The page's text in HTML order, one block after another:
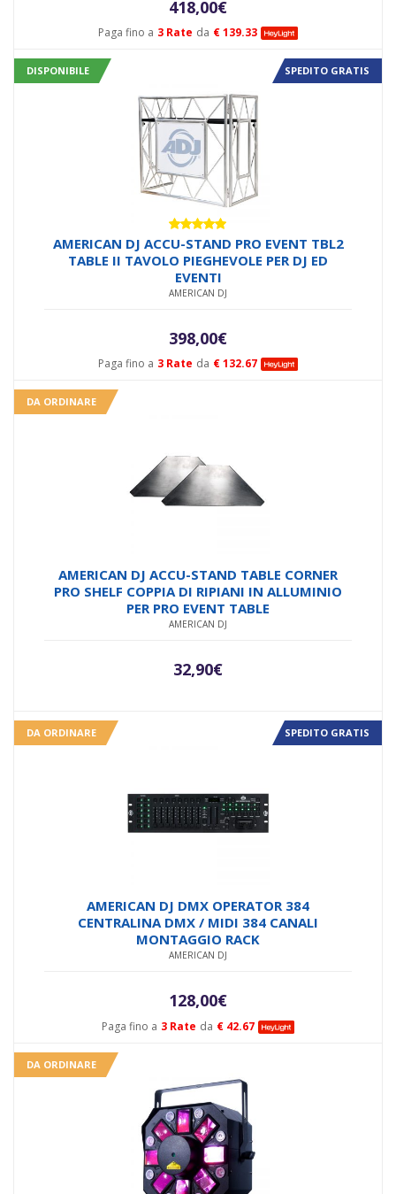
Paga fino a 3 Rate da € 139.33
418,00€
DISPONIBILE SPEDITO GRATIS
Paga fino a 3 Rate da € 132.67
Valutato
5.00su 5
AMERICAN DJ ACCU-STAND PRO EVENT TBL2
TABLE II TAVOLO PIEGHEVOLE PER DJ ED
EVENTI
AMERICAN DJ
398,00€
DA ORDINARE
AMERICAN DJ ACCU-STAND TABLE CORNER
PRO SHELF COPPIA DI RIPIANI IN ALLUMINIO
PER PRO EVENT TABLE
AMERICAN DJ
32,90€
DA ORDINARE SPEDITO GRATIS
Paga fino a 3 Rate da € 42.67
AMERICAN DJ DMX OPERATOR 384
CENTRALINA DMX / MIDI 384 CANALI
MONTAGGIO RACK
AMERICAN DJ
128,00€
DA ORDINARE